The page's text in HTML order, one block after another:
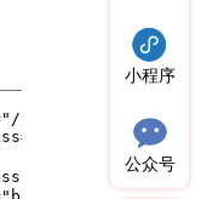
小程序
公众号